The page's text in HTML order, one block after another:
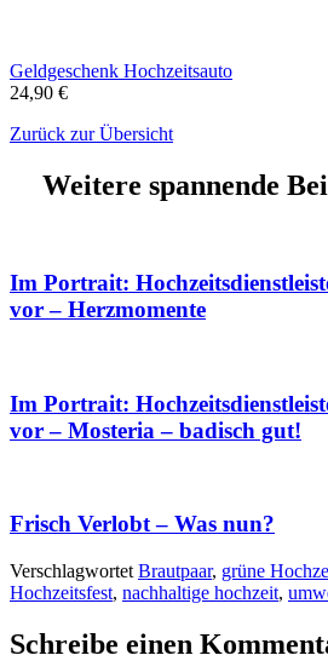
Geldgeschenk Hochzeitsauto
24,90 €
Zurück zur Übersicht
Weitere spannende
Im Portrait:
vor – Herzmomente
Im Portrait:
vor – Mosteria – badisch gut!
Frisch Verlobt – Was nun?
Verschlagwortet Brautpaar, grüne
Hochzeitsfest, nachhaltige hochzeit,
Schreibe einen